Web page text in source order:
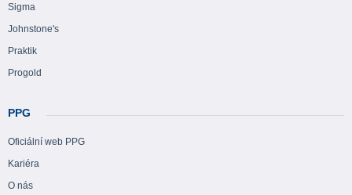
Sigma
Johnstone's
Praktik
Progold
PPG
Oficiální web PPG
Kariéra
O nás